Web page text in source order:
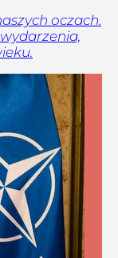
oczach.